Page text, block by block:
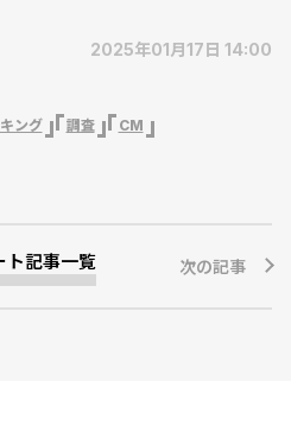
2025年01月17日 14:00
ング 調査 CM
ト記事一覧 次の記事